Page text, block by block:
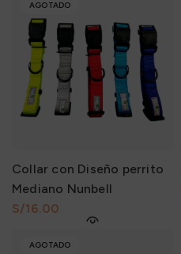
AGOTADO
Collar con Diseño perrito
Mediano Nunbell
S/
AGOTADO